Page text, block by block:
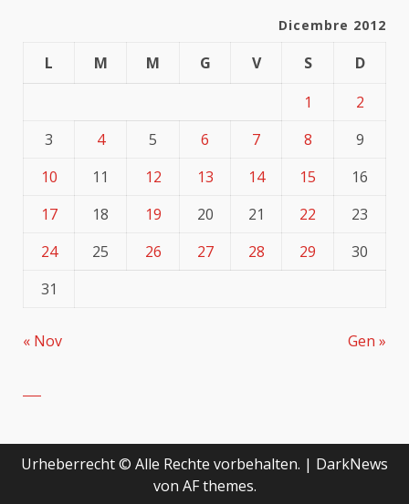
Dicembre 2012
L M M G V S
D
1
2
3
4 5 6 7 8
9
10
11 12 13 14 15
16
17
18 19 20 21 22
23
24
25 26 27 28 29
30
31
« Nov Gen »
Urheberrecht © Alle Rechte vorbehalten. | DarkNews
von AF themes.